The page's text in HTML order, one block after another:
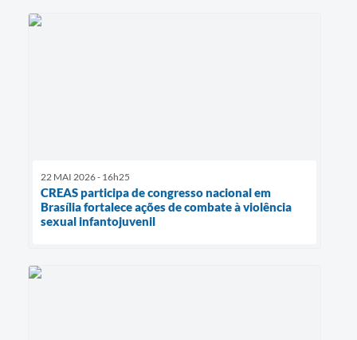
22 MAI 2026 - 16h25
CREAS participa de congresso nacional em
Brasília fortalece ações de combate à violência
sexual infantojuvenil